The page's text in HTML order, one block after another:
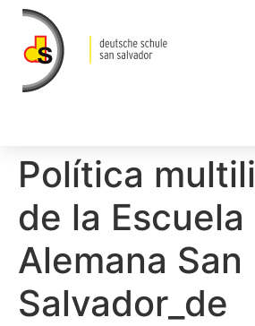
Política
de la Escuela
Alemana San
Salvador_de